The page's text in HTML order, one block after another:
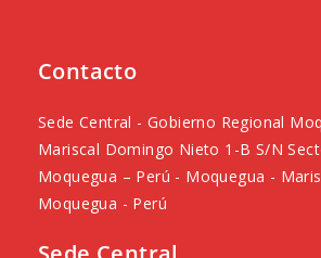
Contacto
Sede Central - Gobierno Regional
Mariscal Domingo Nieto 1-B S/N
Moquegua – Perú - Moquegua -
Moquegua - Perú